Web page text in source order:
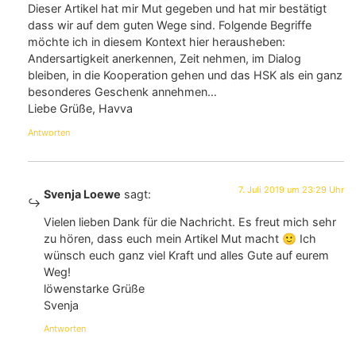
Dieser Artikel hat mir Mut gegeben und hat mir bestätigt
dass wir auf dem guten Wege sind. Folgende Begriffe
möchte ich in diesem Kontext hier herausheben:
Andersartigkeit anerkennen, Zeit nehmen, im Dialog
bleiben, in die Kooperation gehen und das HSK als ein ganz
besonderes Geschenk annehmen…
Liebe Grüße, Havva
Antworten
Svenja Loewe sagt: 7. Juli 2019 um 23:29 Uhr
Vielen lieben Dank für die Nachricht. Es freut mich sehr
zu hören, dass euch mein Artikel Mut macht 🙂 Ich
wünsch euch ganz viel Kraft und alles Gute auf eurem
Weg!
löwenstarke Grüße
Svenja
Antworten